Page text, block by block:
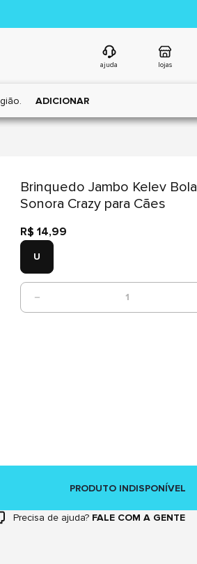
ajuda lojas
ADICIONAR
Brinquedo Jambo Kelev Bola
Sonora Crazy para Cães
R$ 14,99
U
1
PRODUTO INDISPONÍVEL
Precisa de ajuda? FALE COM A GENTE